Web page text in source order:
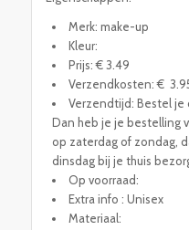
Merk: make-up
Kleur:
Prijs: € 3.49
Verzendkosten: €
Verzendtijd: Bestel je
Dan heb je je bestelling
op zaterdag of zondag,
dinsdag bij je thuis
Op voorraad:
Extra info : Unisex
Materiaal: